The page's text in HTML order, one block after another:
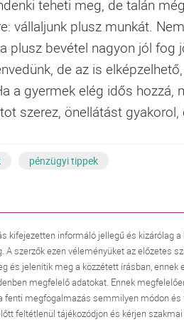
teheti meg, de talán
vállaljunk plusz munkát.
plusz bevétel nagyon jól
de az is
a gyermek elég idős hozzá,
szerez, önellátást
pénzügyi tippek
kifejezetten informáló jellegű és kizárólag
A szerzők ezen véleményüket az előzetes
és jelenítik meg a közzétett írásban,
megfelelő adatokat. Ennek
fenti megfogalmazás semmilyen módon
feltétlenül tájékozódjon és kérjen